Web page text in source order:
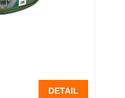
DETAIL